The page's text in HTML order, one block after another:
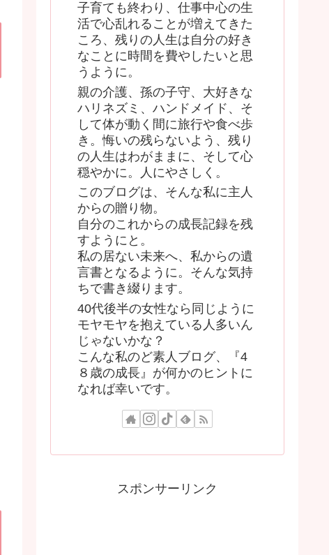
子育ても終わり、仕事中心の生
活で心乱れることが増えてきた
ころ、残りの人生は自分の好き
なことに時間を費やしたいと思
うように。
親の介護、孫の子守、大好きな
ハリネズミ、ハンドメイド、そ
して体が動く間に旅行や食べ歩
き。悔いの残らないよう、残り
の人生はわがままに、そして心
穏やかに。人にやさしく。
このブログは、そんな私に主人
からの贈り物。
自分のこれからの成長記録を残
すようにと。
私の居ない未来へ、私からの遺
言書となるように。そんな気持
ちで書き綴ります。
40代後半の女性なら同じように
モヤモヤを抱えている人多いん
じゃないかな？
こんな私のど素人ブログ、『4
８歳の成長』が何かのヒントに
なれば幸いです。
スポンサーリンク